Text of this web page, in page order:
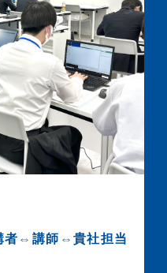
者⇔講師⇔貴社担当